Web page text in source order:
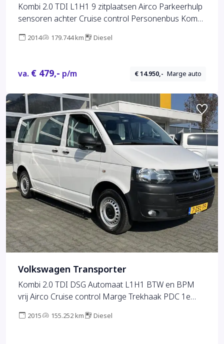
Kombi 2.0 TDI L1H1 9 zitplaatsen Airco Parkeerhulp
sensoren achter Cruise control Personenbus Kombi
2014 179.744 km Diesel
va. € 479,- p/m € 14.950,- Marge auto
Volkswagen Transporter
Kombi 2.0 TDI DSG Automaat L1H1 BTW en BPM
vrij Airco Cruise control Marge Trekhaak PDC 1e
Personenbus Groepsvervoer Taxi Camper Combi 1e
2015 155.252 km Diesel